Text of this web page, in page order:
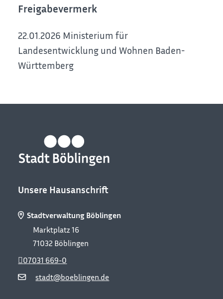
Freigabevermerk
22.01.2026 Ministerium für
Landesentwicklung und Wohnen Baden-
Württemberg
Unsere Hausanschrift
Stadtverwaltung Böblingen
Marktplatz 16
71032 Böblingen
stadt@boeblingen.de
07031 669-0